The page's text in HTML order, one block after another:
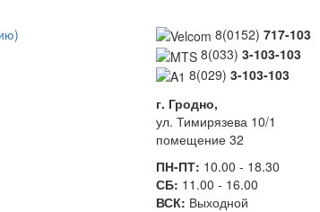
8(0152) 717-103
8(033) 3-103-103
8(029) 3-103-103
г. Гродно,
ул. Тимирязева 10/1
помещение 32
ПН-ПТ: 10.00 - 18.30
СБ: 11.00 - 16.00
ВСК: Выходной